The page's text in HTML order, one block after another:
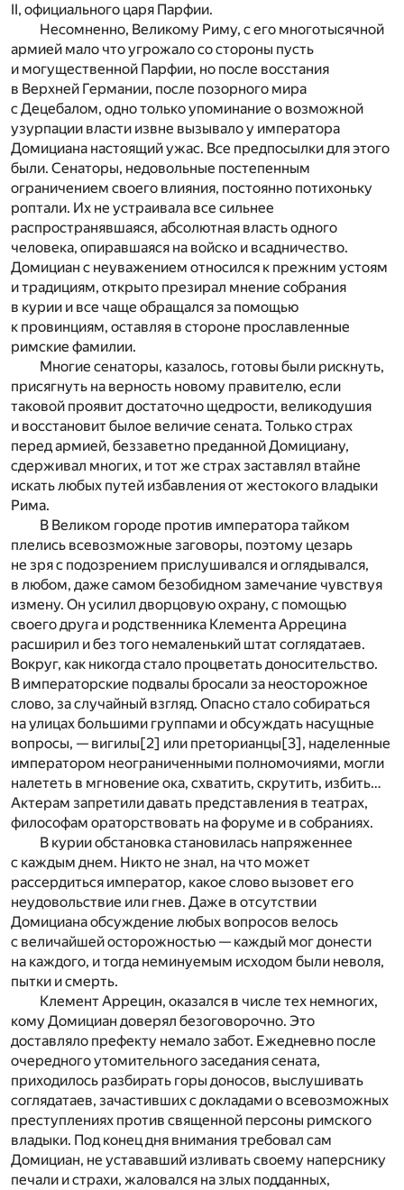
II, официального царя Парфии.
Несомненно, Великому Риму, с его многотысячной
армией мало что угрожало со стороны пусть
и могущественной Парфии, но после восстания
в Верхней Германии, после позорного мира
с Децебалом, одно только упоминание о возможной
узурпации власти извне вызывало у императора
Домициана настоящий ужас. Все предпосылки для этого
были. Сенаторы, недовольные постепенным
ограничением своего влияния, постоянно потихоньку
роптали. Их не устраивала все сильнее
распространявшаяся, абсолютная власть одного
человека, опиравшаяся на войско и всадничество.
Домициан с неуважением относился к прежним устоям
и традициям, открыто презирал мнение собрания
в курии и все чаще обращался за помощью
к провинциям, оставляя в стороне прославленные
римские фамилии.
Многие сенаторы, казалось, готовы были рискнуть,
присягнуть на верность новому правителю, если
таковой проявит достаточно щедрости, великодушия
и восстановит былое величие сената. Только страх
перед армией, беззаветно преданной Домициану,
сдерживал многих, и тот же страх заставлял втайне
искать любых путей избавления от жестокого владыки
Рима.
В Великом городе против императора тайком
плелись всевозможные заговоры, поэтому цезарь
не зря с подозрением прислушивался и оглядывался,
в любом, даже самом безобидном замечание чувствуя
измену. Он усилил дворцовую охрану, с помощью
своего друга и родственника Клемента Аррецина
расширил и без того немаленький штат соглядатаев.
Вокруг, как никогда стало процветать доносительство.
В императорские подвалы бросали за неосторожное
слово, за случайный взгляд. Опасно стало собираться
на улицах большими группами и обсуждать насущные
вопросы, — вигилы[2] или преторианцы[3], наделенные
императором неограниченными полномочиями, могли
налететь в мгновение ока, схватить, скрутить, избить…
Актерам запретили давать представления в театрах,
философам ораторствовать на форуме и в собраниях.
В курии обстановка становилась напряженнее
с каждым днем. Никто не знал, на что может
рассердиться император, какое слово вызовет его
неудовольствие или гнев. Даже в отсутствии
Домициана обсуждение любых вопросов велось
с величайшей осторожностью — каждый мог донести
на каждого, и тогда неминуемым исходом были неволя,
пытки и смерть.
Клемент Аррецин, оказался в числе тех немногих,
кому Домициан доверял безоговорочно. Это
доставляло префекту немало забот. Ежедневно после
очередного утомительного заседания сената,
приходилось разбирать горы доносов, выслушивать
соглядатаев, зачастивших с докладами о всевозможных
преступлениях против священной персоны римского
владыки. Под конец дня внимания требовал сам
Домициан, не устававший изливать своему наперснику
печали и страхи, жаловался на злых подданных,